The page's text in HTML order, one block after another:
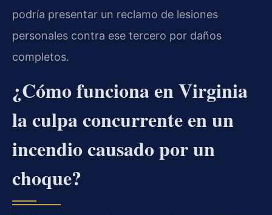
podría presentar un reclamo de lesiones
personales contra ese tercero por daños
completos.
¿Cómo funciona en Virginia
la culpa concurrente en un
incendio causado por un
choque?